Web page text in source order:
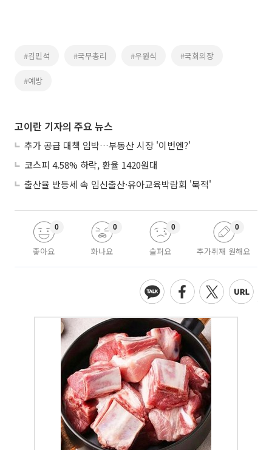
#김민석 #국무총리 #우원식 #국회의장
#예방
고이란 기자의 주요 뉴스
추가 공급 대책 임박…부동산 시장 '이번엔?'
코스피 4.58% 하락, 환율 1420원대
출산율 반등세 속 임신출산·유아교육박람회 '북적'
좋아요
0
화나요
0
슬퍼요
0
추가취재 원해요
0